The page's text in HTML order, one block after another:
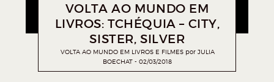
VOLTA AO MUNDO EM
LIVROS: TCHÉQUIA – CITY,
SISTER, SILVER
VOLTA AO MUNDO EM LIVROS E FILMES por JULIA
BOECHAT
02/03/2018